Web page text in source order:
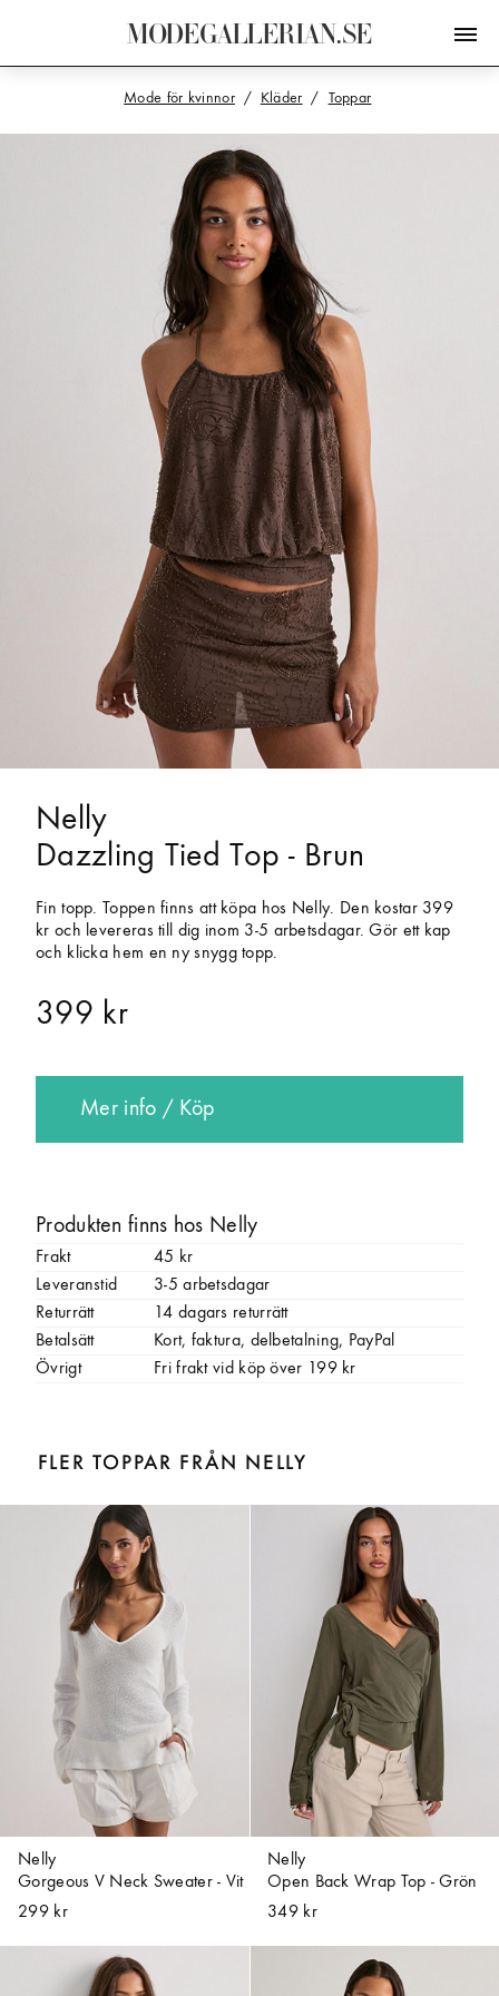
MODEGALLERIAN.SE
Mode för kvinnor Kläder Toppar
Nelly
Dazzling Tied Top - Brun
Fin topp. Toppen finns att köpa hos Nelly. Den kostar 399
kr och levereras till dig inom 3-5 arbetsdagar. Gör ett kap
och klicka hem en ny snygg topp.
399 kr
Mer info / Köp
Produkten finns hos Nelly
Frakt
45 kr
Leveranstid
3-5 arbetsdagar
Returrätt
14 dagars returrätt
Betalsätt
Kort, faktura, delbetalning, PayPal
Övrigt
Fri frakt vid köp över 199 kr
FLER TOPPAR FRÅN NELLY
Nelly
Gorgeous V Neck Sweater - Vit
299 kr
Nelly
Open Back Wrap Top - Grön
349 kr